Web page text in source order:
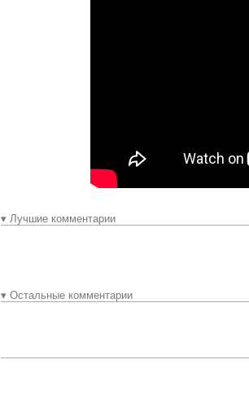
▾ Лучшие комментарии
▾ Остальные комментарии